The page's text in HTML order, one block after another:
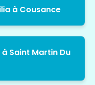
à Cousance
Saint Martin Du